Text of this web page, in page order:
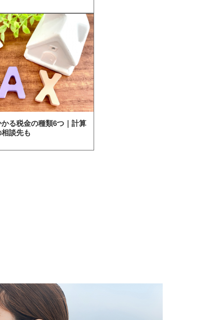
る税金の種類6つ｜計算
談先も